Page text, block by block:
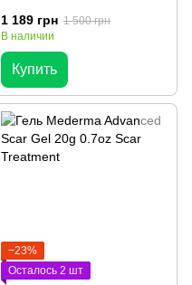
1 189 грн 1 500 грн
В наличии
Купить
−23%
Осталось 2 шт